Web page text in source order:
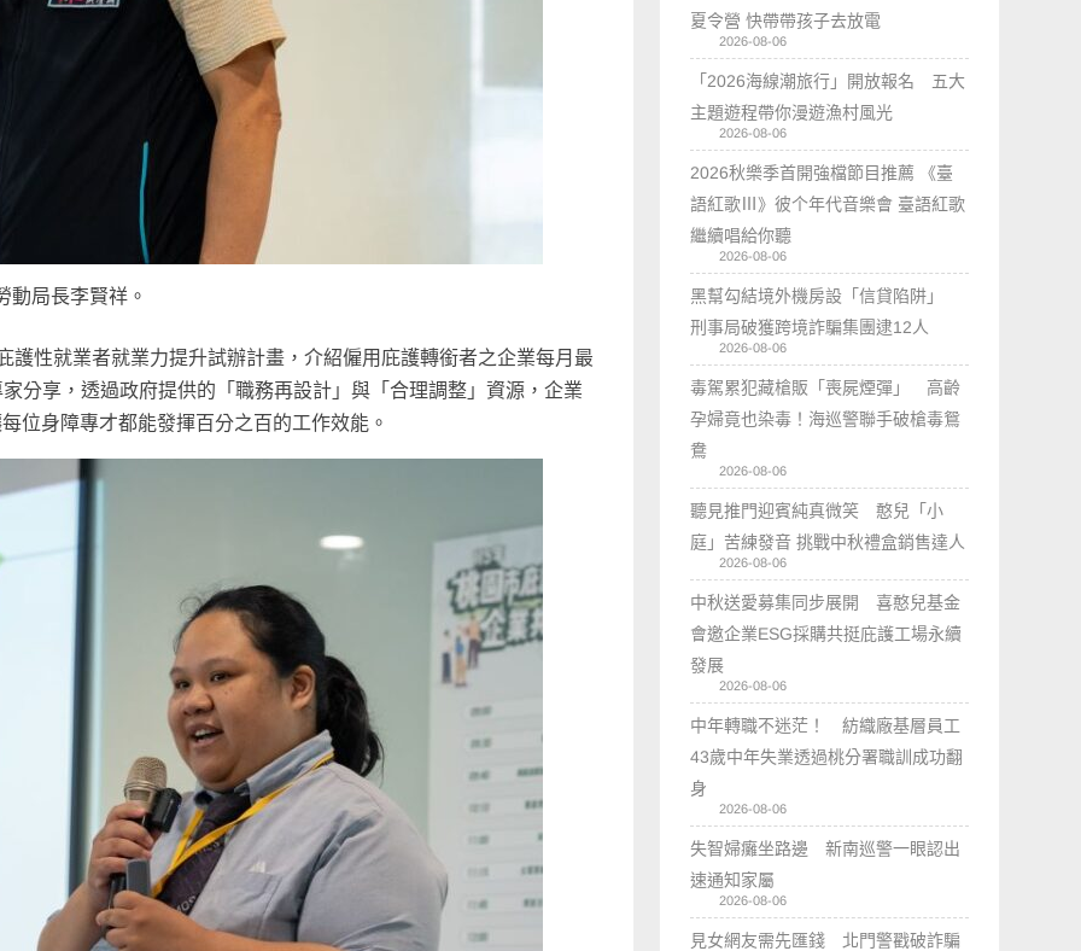
動局長李賢祥。
護性就業者就業力提升試辦計畫，介紹僱用庇護轉銜者之企業每月最
分享，透過政府提供的「職務再設計」與「合理調整」資源，企業
位身障專才都能發揮百分之百的工作效能。
夏令營 快帶帶孩子去放電
2026-08-06
「2026海線潮旅行」開放報名 五大
主題遊程帶你漫遊漁村風光
2026-08-06
2026秋樂季首開強檔節目推薦 《臺
語紅歌Ⅲ》彼个年代音樂會 臺語紅歌
繼續唱給你聽
2026-08-06
黑幫勾結境外機房設「信貸陷阱」
刑事局破獲跨境詐騙集團逮12人
2026-08-06
毒駕累犯藏槍販「喪屍煙彈」 高齡
孕婦竟也染毒！海巡警聯手破槍毒鴛
鴦
2026-08-06
聽見推門迎賓純真微笑 憨兒「小
庭」苦練發音 挑戰中秋禮盒銷售達人
2026-08-06
中秋送愛募集同步展開 喜憨兒基金
會邀企業ESG採購共挺庇護工場永續
發展
2026-08-06
中年轉職不迷茫！ 紡織廠基層員工
43歲中年失業透過桃分署職訓成功翻
身
2026-08-06
失智婦癱坐路邊 新南巡警一眼認出
速通知家屬
2026-08-06
見女網友需先匯錢 北門警戳破詐騙